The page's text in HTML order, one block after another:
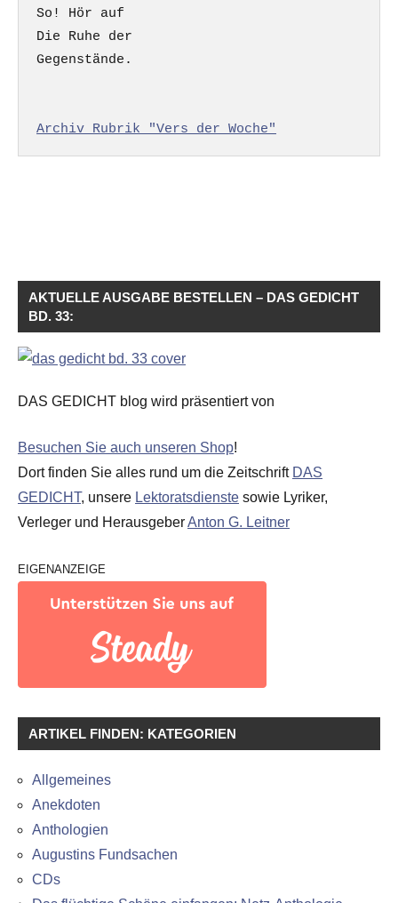
So! Hör auf
Die Ruhe der
Gegenstände.
Archiv Rubrik "Vers der Woche"
AKTUELLE AUSGABE BESTELLEN – DAS GEDICHT
BD. 33:
DAS GEDICHT blog wird präsentiert von
Besuchen Sie auch unseren Shop!
Dort finden Sie alles rund um die Zeitschrift DAS
GEDICHT, unsere Lektoratsdienste sowie Lyriker,
Verleger und HerausgeberAnton G. Leitner
EIGENANZEIGE
ARTIKEL FINDEN: KATEGORIEN
Allgemeines
Anekdoten
Anthologien
Augustins Fundsachen
CDs